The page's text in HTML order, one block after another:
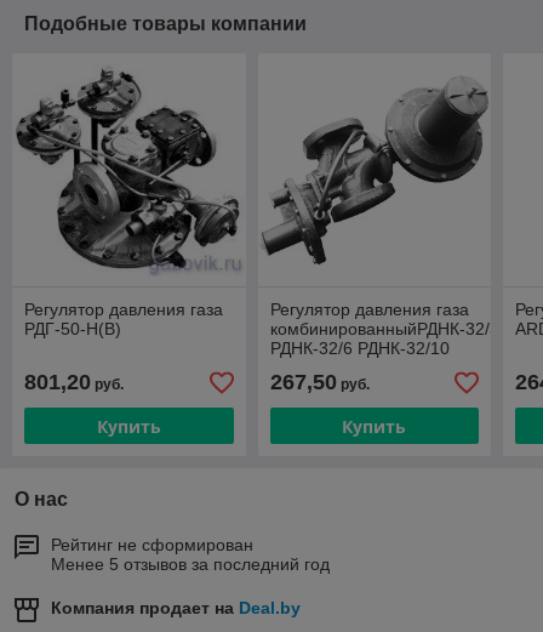
Подобные товары компании
Регулятор давления газа
РДГ-50-Н(В)
801,20 руб.
Купить
Регулятор давления газа
комбинированныйРДНК-32/3
РДНК-32/6 РДНК-32/10
267,50руб.
Купить
О нас
Рейтинг не сформирован
Менее 5 отзывов за последний год
Компания продает на Deal.by